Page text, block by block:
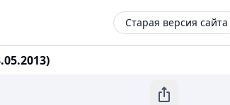
Старая версия сайта